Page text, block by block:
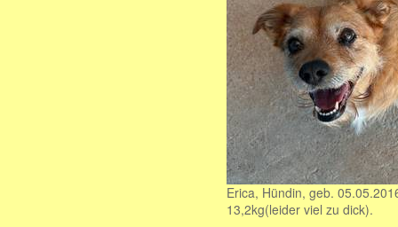
Erica, Hündin, geb.
13,2kg(leider viel zu dick).